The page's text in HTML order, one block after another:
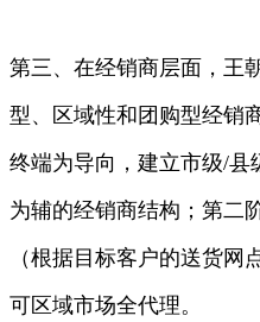
第三、在经销商层面，王
型、区域性和团购型经销
终端为导向，建立市级/县
为辅的经销商结构；第二
（根据目标客户的送货
可区域市场全代理。